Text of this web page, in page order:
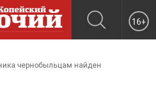
16+
чернобыльцам найден